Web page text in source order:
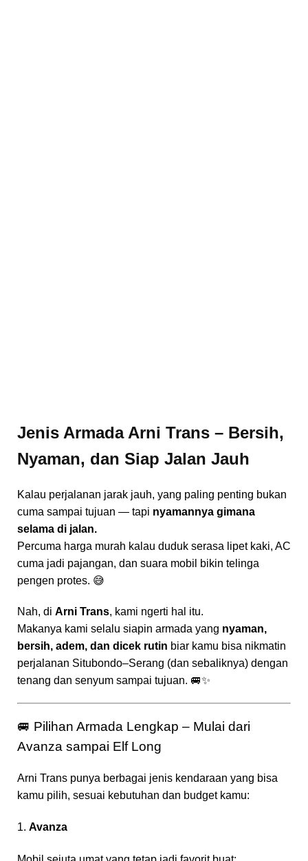
Jenis Armada Arni Trans – Bersih,
Nyaman, dan Siap Jalan Jauh
Kalau perjalanan jarak jauh, yang paling penting bukan
cuma sampai tujuan — tapi nyamannya gimana
selama di jalan.
Percuma harga murah kalau duduk serasa lipet kaki, AC
cuma jadi pajangan, dan suara mobil bikin telinga
pengen protes. 😅
Nah, di Arni Trans, kami ngerti hal itu.
Makanya kami selalu siapin armada yang nyaman,
bersih, adem, dan dicek rutin biar kamu bisa nikmatin
perjalanan Situbondo–Serang (dan sebaliknya) dengan
tenang dan senyum sampai tujuan. 🚐✨
🚐 Pilihan Armada Lengkap – Mulai dari
Avanza sampai Elf Long
Arni Trans punya berbagai jenis kendaraan yang bisa
kamu pilih, sesuai kebutuhan dan budget kamu:
1. Avanza